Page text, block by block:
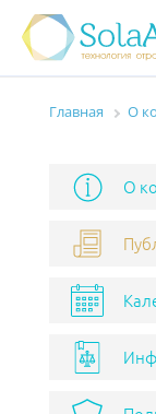
Главная О
О